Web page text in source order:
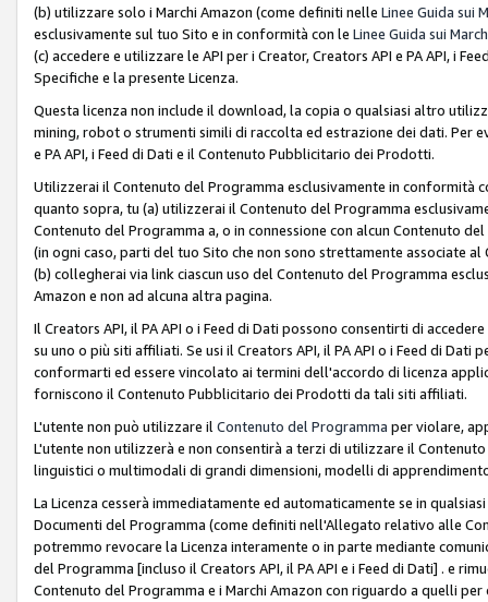
(b) utilizzare solo i Marchi Amazon (come definiti nelle Linee Guida sui
esclusivamente sul tuo Sito e in conformità con le Linee Guida sui March
(c) accedere e utilizzare le API per i Creator, Creators API e PA API, i
Specifiche e la presente Licenza.
Questa licenza non include il download, la copia o qualsiasi altro
mining, robot o strumenti simili di raccolta ed estrazione dei dati. Per
e PA API, i Feed di Dati e il Contenuto Pubblicitario dei Prodotti.
Utilizzerai il Contenuto del Programma esclusivamente in conformità
quanto sopra, tu (a) utilizzerai il Contenuto del Programma
Contenuto del Programma a, o in connessione con alcun Contenuto
(in ogni caso, parti del tuo Sito che non sono strettamente associate
(b) collegherai via link ciascun uso del Contenuto del Programma
Amazon e non ad alcuna altra pagina.
Il Creators API, il PA API o i Feed di Dati possono consentirti di
su uno o più siti affiliati. Se usi il Creators API, il PA API o i Feed di
conformarti ed essere vincolato ai termini dell'accordo di licenza
forniscono il Contenuto Pubblicitario dei Prodotti da tali siti affiliati.
L'utente non può utilizzare il Contenuto del Programma per violare,
L'utente non utilizzerà e non consentirà a terzi di utilizzare il
linguistici o multimodali di grandi dimensioni, modelli di
La Licenza cesserà immediatamente ed automaticamente se in
Documenti del Programma (come definiti nell'Allegato relativo alle
potremmo revocare la Licenza interamente o in parte mediante
del Programma [incluso il Creators API, il PA API e i Feed di Dati] . e
Contenuto del Programma e i Marchi Amazon con riguardo a quelli